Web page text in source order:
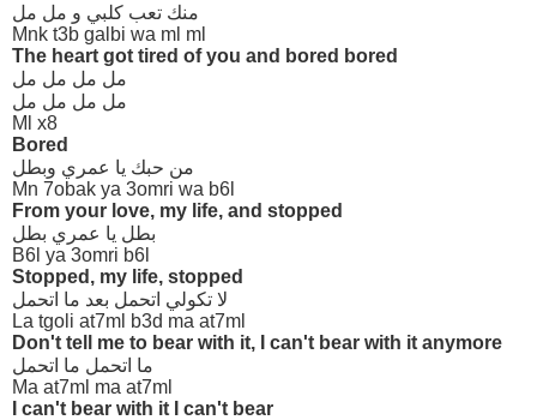
منك تعب كلبي و مل مل
Mnk t3b galbi wa ml ml
The heart got tired of you and bored bored
مل مل مل مل
مل مل مل مل
Ml x8
Bored
من حبك يا عمري وبطل
Mn 7obak ya 3omri wa b6l
From your love, my life, and stopped
بطل يا عمري بطل
B6l ya 3omri b6l
Stopped, my life, stopped
لا تكولي اتحمل بعد ما اتحمل
La tgoli at7ml b3d ma at7ml
Don't tell me to bear with it, I can't bear with it anymore
ما اتحمل ما اتحمل
Ma at7ml ma at7ml
I can't bear with it I can't bear